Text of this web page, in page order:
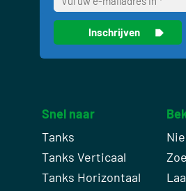
Snel naar
Tanks
Tanks Verticaal
Tanks Horizontaal